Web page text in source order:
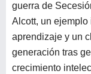
guerra de
Alcott, un
aprendizaje y un
generación tras
crecimiento